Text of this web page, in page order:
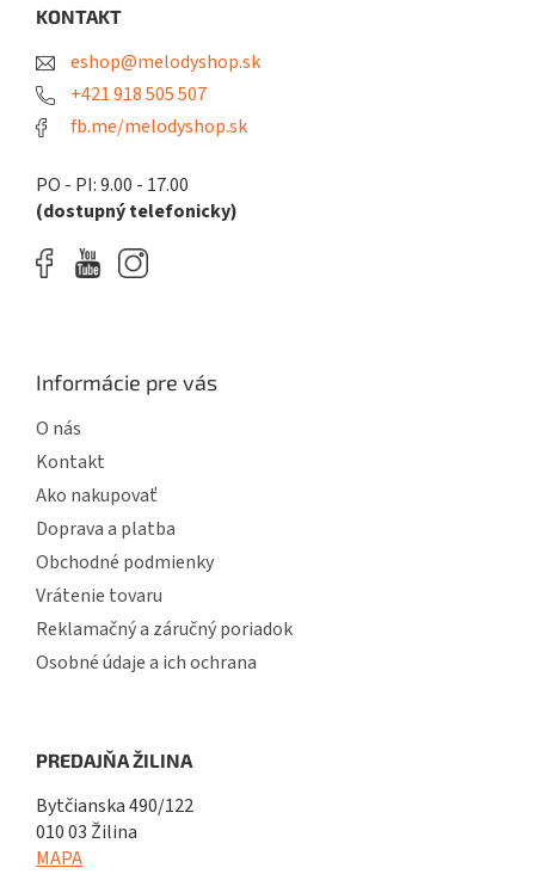
KONTAKT
eshop@melodyshop.sk
+421 918 505 507
fb.me/melodyshop.sk
PO - PI: 9.00 - 17.00
(dostupný telefonicky)
Informácie pre vás
O nás
Kontakt
Ako nakupovať
Doprava a platba
Obchodné podmienky
Vrátenie tovaru
Reklamačný a záručný poriadok
Osobné údaje a ich ochrana
PREDAJŇA ŽILINA
Bytčianska 490/122
010 03 Žilina
MAPA